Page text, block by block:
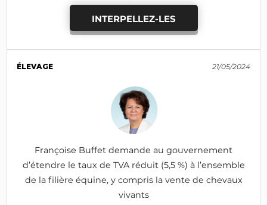
INTERPELLEZ-LES
ÉLEVAGE 21/05/2024
Françoise Buffet demande au gouvernement
d’étendre le taux de TVA réduit (5,5 %) à l’ensemble
de la filière équine, y compris la vente de chevaux
vivants